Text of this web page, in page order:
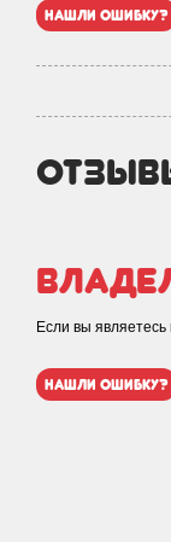
нашли ошибку?
Если вы
нашли ошибку?